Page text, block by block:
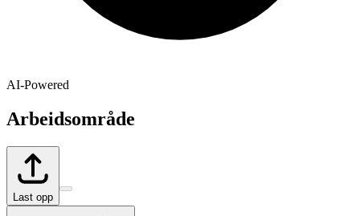
AI-Powered
Arbeidsområde
Last opp